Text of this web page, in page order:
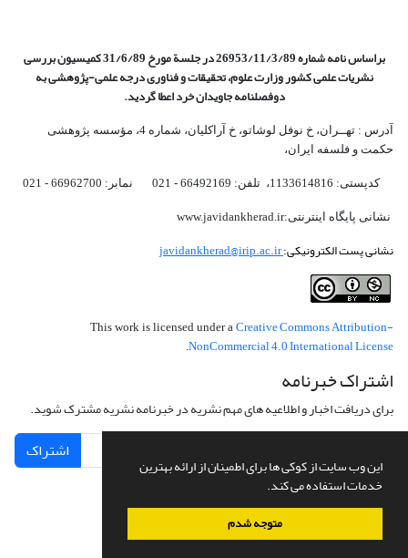
این وب سایت از کوکی ها برای اطمینان از ارائه بهترین
خدمات استفاده می کند.
متوجه شدم
براساس نامه شماره 26953/11/3/89 در جلسة مورخ 31/6/89 کمیسیون
بررسی
نشریات علمی کشور وزارت علوم، تحقیقات و فناوری درجه علمی‌-پژوهشیبه
دوفصلنامه جاویدان خرد اعطا گردید.
آدرس : تهــران، خ نوفل لوشاتو، خ آراکلیان، شماره 4،‌ مؤسسه پژوهشی
حکمت و فلسفه ایران،‌
کدپستی: 1133614816، تلفن: 66492169 - 021 نمابر: 66962700 - 021
نشانی پایگاه اینترنتی:www.javidankherad.ir
نشانی پست الکترونیکی:javidankherad@irip.ac.ir
This work is licensed under a Creative Commons Attribution-
NonCommercial 4.0 International License
.
اشتراک خبرنامه
برای دریافت اخبار و اطلاعیه های مهم نشریه در خبرنامه نشریه مشترک شوید.
اشتراک
سامانه مدیریت نشریات علمی.طراحی و پیاده سازی ازسیناوب